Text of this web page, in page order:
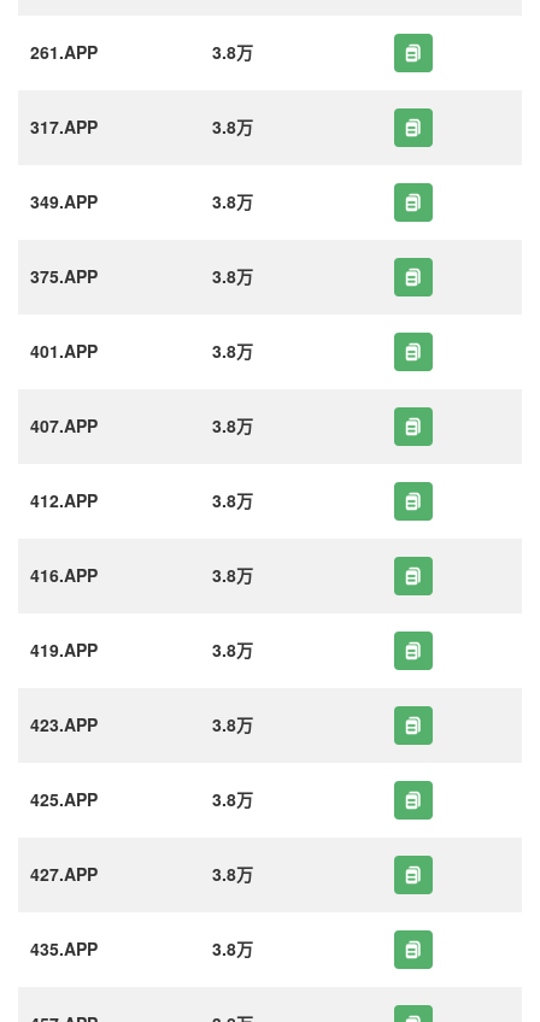
261.APP 3.8万
317.APP 3.8万
349.APP 3.8万
375.APP 3.8万
401.APP 3.8万
407.APP 3.8万
412.APP 3.8万
416.APP 3.8万
419.APP 3.8万
423.APP 3.8万
425.APP 3.8万
427.APP 3.8万
435.APP 3.8万